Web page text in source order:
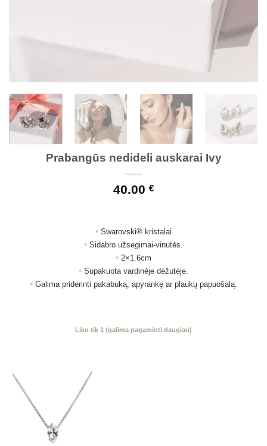
Prabangūs nedideli auskarai Ivy
40.00 €
• Swarovski® kristalai
• Sidabro užsegimai-vinutės.
• 2×1.6cm
• Supakuota vardinėje dėžutėje.
• Galima priderinti pakabuką, apyrankę ar plaukų papuošalą.
Liko tik 1 (galima pagaminti daugiau)